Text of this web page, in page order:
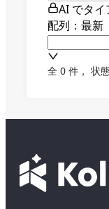
AI でタ
配列：最新
全 0 件 ， 状